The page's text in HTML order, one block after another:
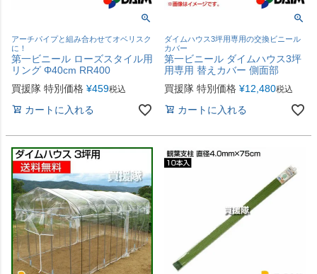
アーチパイプと組み合わせてオベリスク
に！
第一ビニール ローズスタイル用
リング Φ40cm RR400
買援隊 特別価格 ¥459税込
カートに入れる
ダイムハウス3坪用専用の交換ビニール
カバー
第一ビニール ダイムハウス3坪
用専用 替えカバー 側面部
買援隊 特別価格 ¥12,480税込
カートに入れる